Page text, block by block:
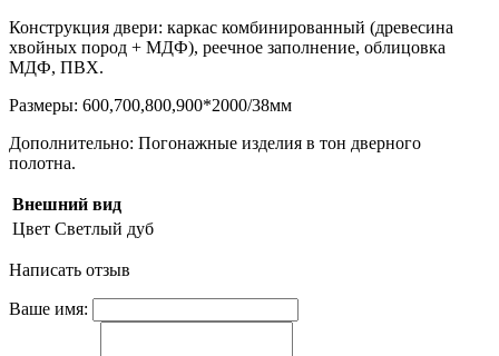
Конструкция двери: каркас комбинированный (древесина
хвойных пород + МДФ), реечное заполнение, облицовка
МДФ, ПВХ.
Размеры: 600,700,800,900*2000/38мм
Дополнительно: Погонажные изделия в тон дверного
полотна.
Внешний вид
Цвет Светлый дуб
Написать отзыв
Ваше имя: